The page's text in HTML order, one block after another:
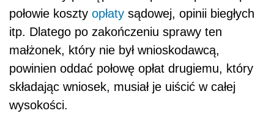
połowie koszty opłaty sądowej, opinii biegłych
itp. Dlatego po zakończeniu sprawy ten
małżonek, który nie był wnioskodawcą,
powinien oddać połowę opłat drugiemu, który
składając wniosek, musiał je uiścić w całej
wysokości.